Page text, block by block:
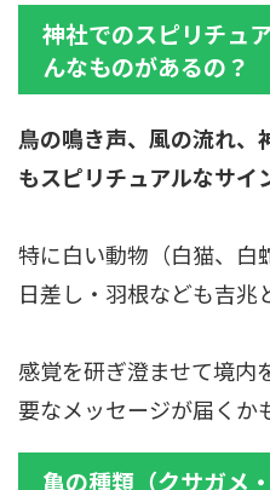
神社でのスピリチュ
んなものがあるの？
鳥の鳴き声、風の流れ、
もスピリチュアルなサイ
特に白い動物（白猫、白
日差し・羽根なども吉兆
感覚を研ぎ澄ませて境内
要なメッセージが届くか
亀の種類（クサガメ